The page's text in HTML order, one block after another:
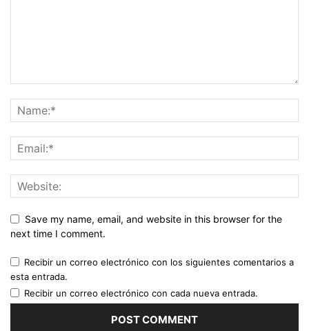
Save my name, email, and website in this browser for the
next time I comment.
Recibir un correo electrónico con los siguientes comentarios a
esta entrada.
Recibir un correo electrónico con cada nueva entrada.